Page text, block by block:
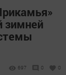
зимней
697 0 0